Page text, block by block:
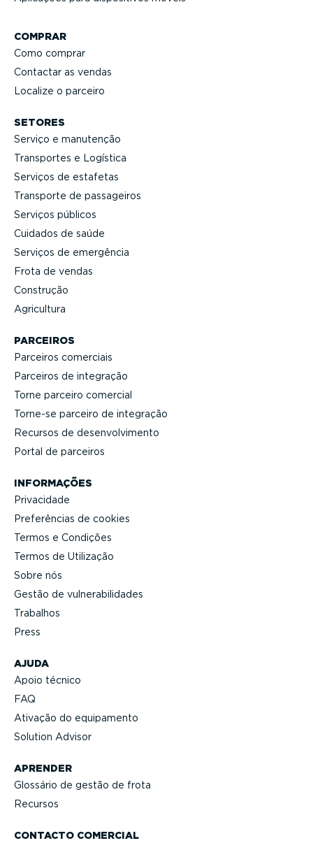
COMPRAR
Como comprar
Contactar as vendas
Localize o parceiro
SETORES
Serviço e manutenção
Transportes e Logística
Serviços de estafetas
Transporte de passageiros
Serviços públicos
Cuidados de saúde
Serviços de emergência
Frota de vendas
Construção
Agricultura
CONTACTO COMERCIAL
AJUDA
Apoio técnico
FAQ
Ativação do equipamento
Solution Advisor
APRENDER
Glossário de gestão de frota
Recursos
PARCEIROS
Parceiros comerciais
Parceiros de integração
Torne parceiro comercial
Torne-se parceiro de integração
Recursos de desen­vol­vi­mento
Portal de parceiros
INFORMAÇÕES
Privacidade
Prefe­rências de cookies
Termos e Condições
Termos de Utilização
Sobre nós
Gestão de vulne­ra­bi­li­dades
Trabalhos
Press